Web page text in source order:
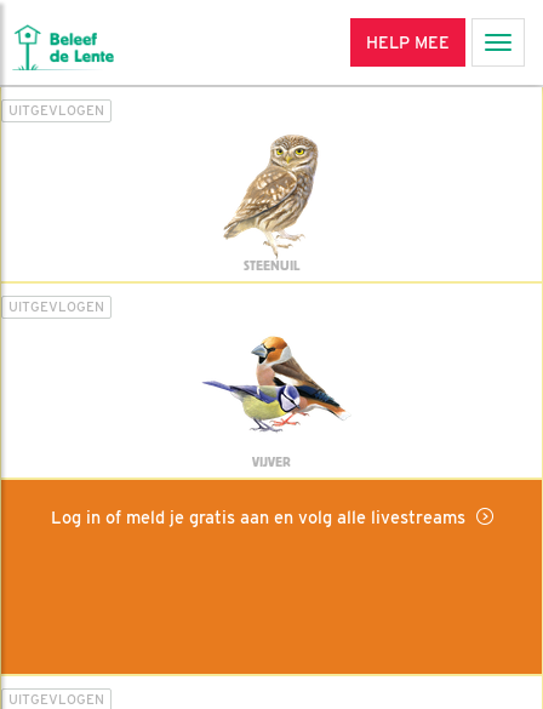
HELP MEE
UITGEVLOGEN
STEENUIL
UITGEVLOGEN
VIJVER
Log in of meld je gratis aan en volg alle livestreams
UITGEVLOGEN